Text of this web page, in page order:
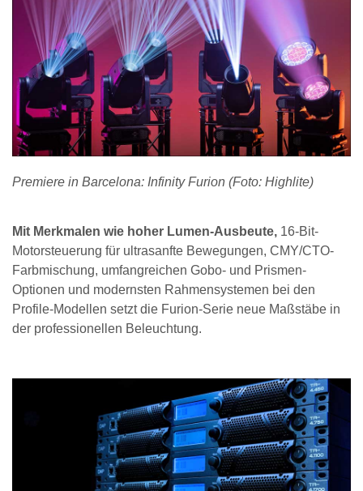
Premiere in Barcelona: Infinity Furion (Foto: Highlite)
Mit Merkmalen wie hoher Lumen-Ausbeute, 16-Bit-
Motorsteuerung für ultrasanfte Bewegungen, CMY/CTO-
Farbmischung, umfangreichen Gobo- und Prismen-
Optionen und modernsten Rahmensystemen bei den
Profile-Modellen setzt die Furion-Serie neue Maßstäbe in
der professionellen Beleuchtung.